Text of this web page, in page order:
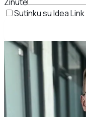
Sutinku su Idea Link